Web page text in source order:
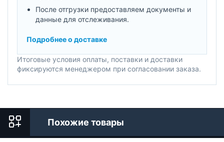
После отгрузки предоставляем документы и
данные для отслеживания.
Подробнее о доставке
Итоговые условия оплаты, поставки и доставки
фиксируются менеджером при согласовании заказа.
Похожие товары